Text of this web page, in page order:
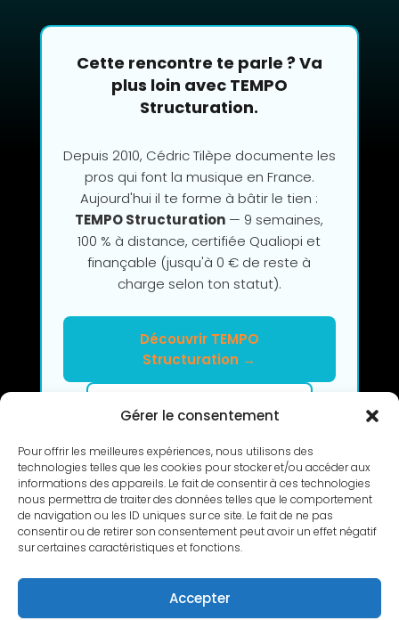
Gérer le consentement
Pour offrir les meilleures expériences, nous utilisons des
technologies telles que les cookies pour stocker et/ou accéder aux
informations des appareils. Le fait de consentir à ces technologies
nous permettra de traiter des données telles que le comportement
de navigation ou les ID uniques sur ce site. Le fait de ne pas
consentir ou de retirer son consentement peut avoir un effet négatif
sur certaines caractéristiques et fonctions.
Accepter
Cette rencontre te parle ? Va
plus loin avec TEMPO
Structuration.
Depuis 2010, Cédric Tilèpe documente les
pros qui font la musique en France.
Aujourd'hui il te forme à bâtir le tien :
TEMPO Structuration — 9 semaines,
100 % à distance, certifiée Qualiopi et
finançable (jusqu'à 0 € de reste à
charge selon ton statut).
Découvrir TEMPO
Structuration →
Clarifier mon projet en 2h
RETOUR